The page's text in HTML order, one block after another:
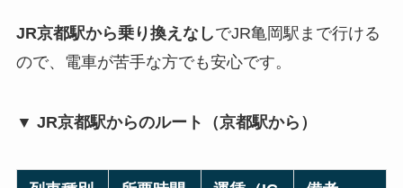
JR京都駅から乗り換えなしでJR亀岡駅まで行ける
ので、電車が苦手な方でも安心です。
▼ JR京都駅からのルート（京都駅から）